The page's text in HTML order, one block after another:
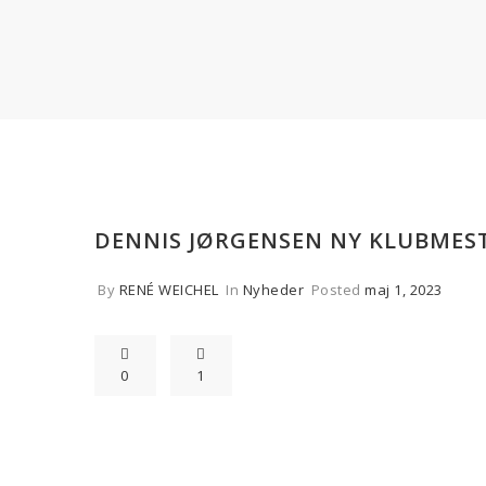
DENNIS JØRGENSEN NY
By RENÉ WEICHEL In Nyheder Posted maj 1, 2023
0 1